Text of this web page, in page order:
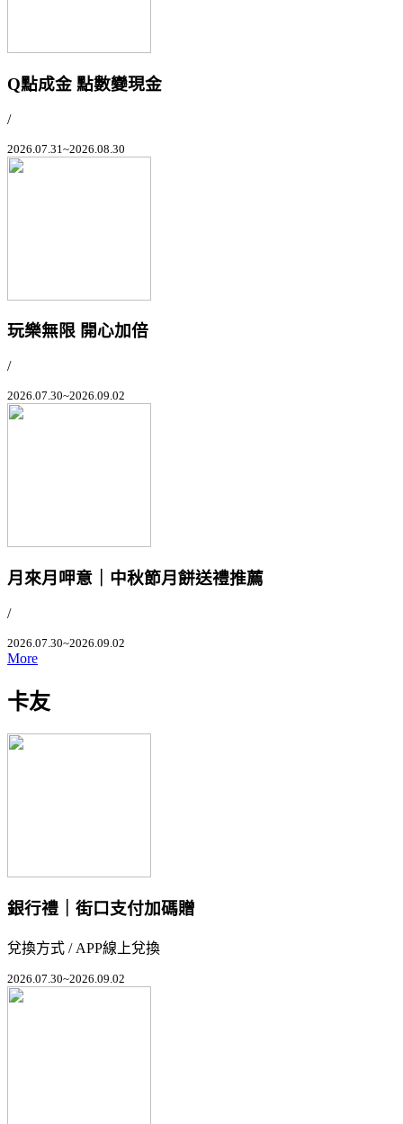
Q點成金 點數變現金
/
2026.07.31~2026.08.30
玩樂無限 開心加倍
/
2026.07.30~2026.09.02
月來月呷意｜中秋節月餅送禮推薦
/
2026.07.30~2026.09.02
More
卡友
銀行禮｜街口支付加碼贈
兌換方式 / APP線上兌換
2026.07.30~2026.09.02